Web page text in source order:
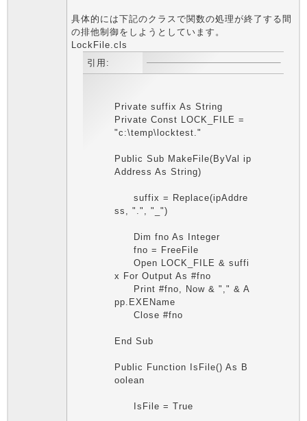
具体的には下記のクラスで関数の処理が終了する間
の排他制御をしようとしています。
LockFile.cls
引用:
Private suffix As String
Private Const LOCK_FILE =
"c:\temp\locktest."
Public Sub MakeFile(ByVal ip
Address As String)
suffix = Replace(ipAddre
ss, ".", "_")
Dim fno As Integer
fno = FreeFile
Open LOCK_FILE & suffi
x For Output As #fno
Print #fno, Now & "," & A
pp.EXEName
Close #fno
End Sub
Public Function IsFile() As B
oolean
IsFile = True